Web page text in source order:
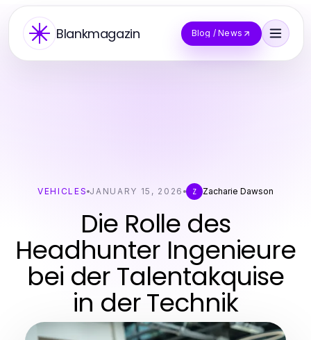
Blankmagazin Blog / News
VEHICLES JANUARY 15, 2026 Z Zacharie Dawson
Die Rolle des
Headhunter Ingenieure
bei der Talentakquise
in der Technik